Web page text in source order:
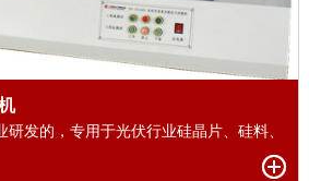
发的，专用于光伏行业硅晶片、硅料、